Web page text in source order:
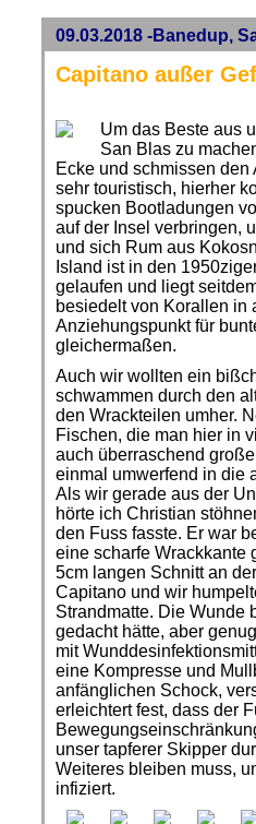
09.03.2018 -Banedup,
Capitano außer
Um das Beste aus
San Blas zu
Ecke und schmissen
sehr touristisch, hierher
spucken Bootladungen
auf der Insel verbringen,
und sich Rum aus
Island ist in den
gelaufen und liegt
besiedelt von Korallen in
Anziehungspunkt für
gleichermaßen.
Auch wir wollten ein
schwammen durch den
den Wrackteilen umher.
Fischen, die man hier in
auch überraschend
einmal umwerfend in die
Als wir gerade aus der
hörte ich Christian
den Fuss fasste. Er war
eine scharfe Wrackkante
5cm langen Schnitt an
Capitano und wir
Strandmatte. Die Wunde
gedacht hätte, aber
mit
eine Kompresse und
anfänglichen Schock,
erleichtert fest, dass der
unser tapferer Skipper
Weiteres bleiben muss,
infiziert.